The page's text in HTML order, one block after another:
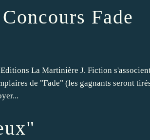
Fade
La Martinière J. Fiction
de "Fade" (les gagnants seront